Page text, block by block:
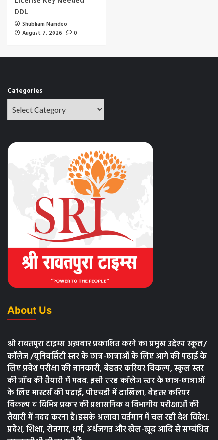
DDL
Shubham Namdeo
August 7, 2026
0
Categories
About Us
श्री रावतपुरा टाइम्स अख़बार प्रकाशित करने का प्रमुख उद्देश्य स्कूल/
कॉलेज /यूनिवर्सिटी स्तर के छात्र-छात्राओं के लिए आगे की पढाई के
लिए प्रवेश परीक्षा की जानकारी, बेहतर करियर विकल्प, स्कूल स्तर
की जॉब की तैयारी में मदद. इसी तरह कॉलेज स्तर के छात्र-छात्राओं
के लिए मास्टर्स की पढाई, पीएचडी में दाखिला, बेहतर करियर
विकल्प व विभिन्न प्रकार की प्रशासनिक व विभागीय परीक्षाओं की
तैयारी में मदद करना है।इसके अलावा वर्तमान में चल रही देश विदेश,
प्रदेश, शिक्षा, रोजगार, धर्म, अर्थजगत और खेल-खूद आदि से सम्बंधित